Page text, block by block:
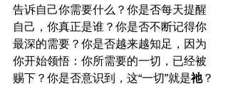
告诉自己你需要什么？你是否每天提醒
自己，你真正是谁？你是否不断记得你
最深的需要？你是否越来越知足，因为
你开始领悟：你所需要的一切，已经被
赐下？你是否意识到，这“一切”就是祂？